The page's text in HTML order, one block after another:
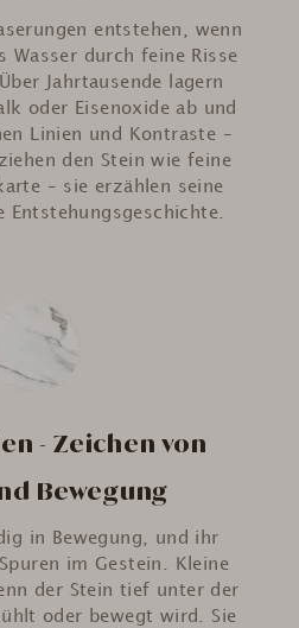
entstehen, wenn
Wasser durch feine Risse
Jahrtausende lagern
oder Eisenoxide ab und
Linien und Kontraste –
den Stein wie feine
– sie erzählen seine
Entstehungsgeschichte.
- Zeichen von
Bewegung
in Bewegung, und ihr
im Gestein. Kleine
der Stein tief unter der
oder bewegt wird. Sie